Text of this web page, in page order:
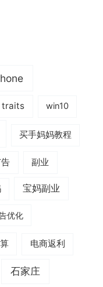
traits win10
买手妈妈教程
副业
宝妈副业
优化
电商返利
石家庄